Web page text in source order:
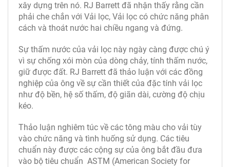
xây dựng trên nó. RJ Barrett đã nhận thấy rằng cần
phải che chắn với Vải lọc, Vải lọc có chức năng phân
cách và thoát nước hai chiều ngang và đứng.
Sự thấm nước của vải lọc này ngày càng được chú ý
vì sự chống xói mòn của dòng chảy, tính thấm nước,
giữ được đất. RJ Barrett đã thảo luận với các đồng
nghiệp của ông về sự cần thiết của đặc tính vải lọc
như độ bền, hệ số thấm, độ giãn dài, cường độ chịu
kéo.
Thảo luận nghiêm túc về các tông màu cho vải tùy
vào chức năng và tình huống sử dụng. Các tiêu
chuẩn này được các cộng sự của ông bắt đầu đưa
vào bộ tiêu chuẩn ASTM (American Society for